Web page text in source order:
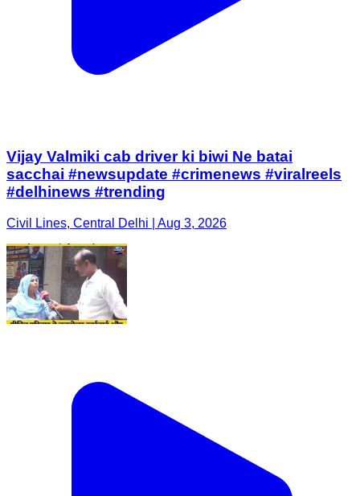
Vijay Valmiki cab driver ki biwi Ne batai
sacchai #newsupdate #crimenews #viralreels
#delhinews #trending
Civil Lines, Central Delhi | Aug 3, 2026